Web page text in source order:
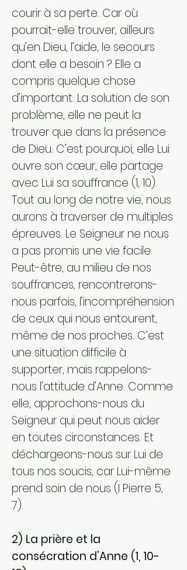
courir à sa perte. Car où
pourrait-elle trouver, ailleurs
qu’en Dieu, l’aide, le secours
dont elle a besoin ? Elle a
compris quelque chose
d’important. La solution de son
problème, elle ne peut la
trouver que dans la présence
de Dieu. C’est pourquoi, elle Lui
ouvre son cœur, elle partage
avec Lui sa souffrance (1, 10).
Tout au long de notre vie, nous
aurons à traverser de multiples
épreuves. Le Seigneur ne nous
a pas promis une vie facile.
Peut-être, au milieu de nos
souffrances, rencontrerons-
nous parfois, l’incompréhension
de ceux qui nous entourent,
même de nos proches. C’est
une situation difficile à
supporter, mais rappelons-
nous l’attitude d’Anne. Comme
elle, approchons-nous du
Seigneur qui peut nous aider
en toutes circonstances. Et
déchargeons-nous sur Lui de
tous nos soucis, car Lui-même
prend soin de nous (I Pierre 5,
7).
2) La prière et la
consécration d’Anne (1, 10-